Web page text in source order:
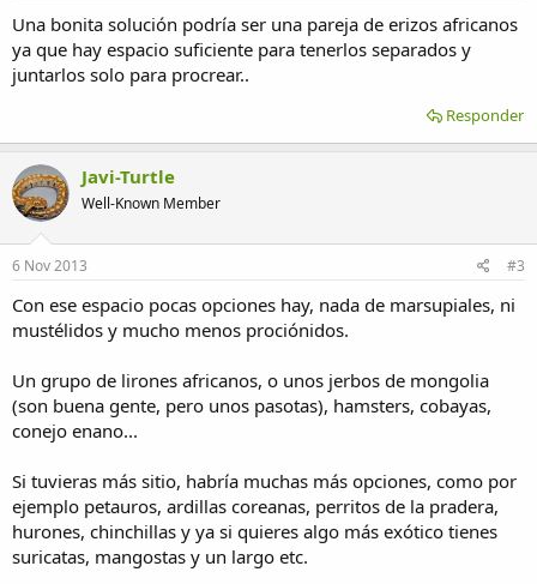
Una bonita solución podría ser una pareja de erizos africanos
ya que hay espacio suficiente para tenerlos separados y
juntarlos solo para procrear..
Responder
Javi-Turtle
Well-Known Member
6 Nov 2013 #3
Con ese espacio pocas opciones hay, nada de marsupiales, ni
mustélidos y mucho menos prociónidos.
Un grupo de lirones africanos, o unos jerbos de mongolia
(son buena gente, pero unos pasotas), hamsters, cobayas,
conejo enano...
Si tuvieras más sitio, habría muchas más opciones, como por
ejemplo petauros, ardillas coreanas, perritos de la pradera,
hurones, chinchillas y ya si quieres algo más exótico tienes
suricatas, mangostas y un largo etc.